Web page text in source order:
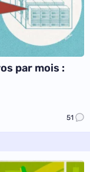
par mois :
51